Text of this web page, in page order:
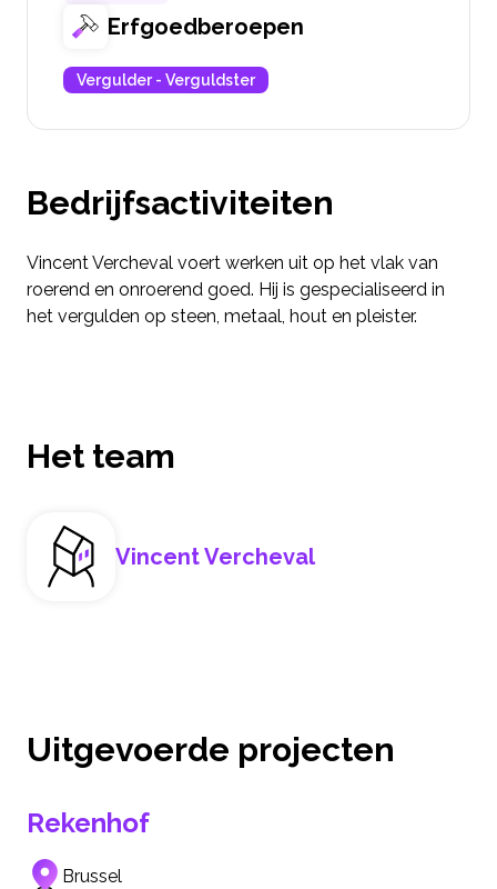
Erfgoedberoepen
Vergulder - Verguldster
Bedrijfsactiviteiten
Vincent Vercheval voert werken uit op het vlak van
roerend en onroerend goed. Hij is gespecialiseerd in
het vergulden op steen, metaal, hout en pleister.
Het team
Vincent Vercheval
Uitgevoerde projecten
Rekenhof
Brussel